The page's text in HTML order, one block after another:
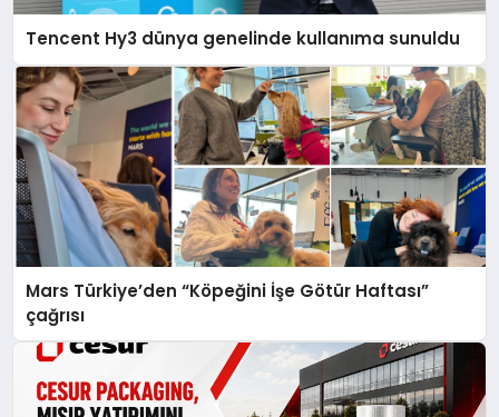
Tencent Hy3 dünya genelinde kullanıma sunuldu
Mars Türkiye’den “Köpeğini İşe Götür Haftası”
çağrısı